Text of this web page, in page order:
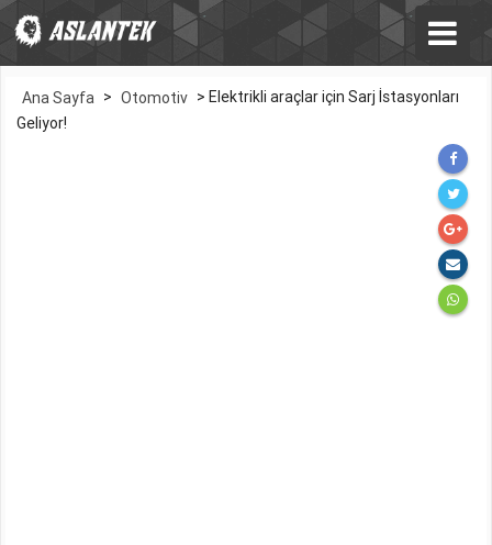
Ana Sayfa > Otomotiv >Elektrikli araçlar için Sarj İstasyonları
Geliyor!